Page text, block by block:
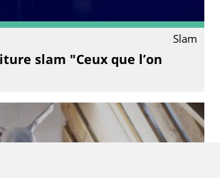
Slam
slam "Ceux que l’on